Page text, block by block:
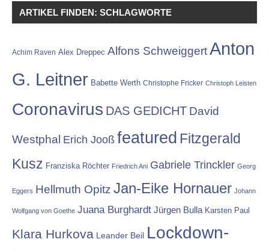
ARTIKEL FINDEN: SCHLAGWORTE
Achim Raven Alex Dreppec Alfons SchweiggertAnton
G. Leitner Babette Werth Christophe Fricker Christoph Leisten
Coronavirus DAS GEDICHT David
Westphal Erich Jooß featured Fitzgerald
Kusz Franziska Röchter Friedrich Ani Gabriele Trinckler Georg
Eggers Hellmuth Opitz Jan-Eike Hornauer Johann
Wolfgang von Goethe Juana Burghardt Jürgen Bulla Karsten Paul
Klara Hurkova Leander Beil Lockdown-